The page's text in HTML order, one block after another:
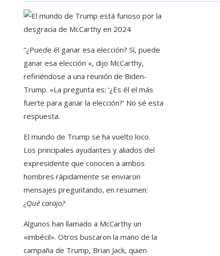
“¿Puede él ganar esa elección? Sí, puede
ganar esa elección «, dijo McCarthy,
refiriéndose a una reunión de Biden-
Trump. «La pregunta es: ‘¿Es él el más
fuerte para ganar la elección?’ No sé esta
respuesta.
El mundo de Trump se ha vuelto loco.
Los principales ayudantes y aliados del
expresidente que conocen a ambos
hombres rápidamente se enviaron
mensajes preguntando, en resumen:
¿Qué carajo?
Algunos han llamado a McCarthy un
«imbécil». Otros buscaron la mano de la
campaña de Trump, Brian Jack, quien